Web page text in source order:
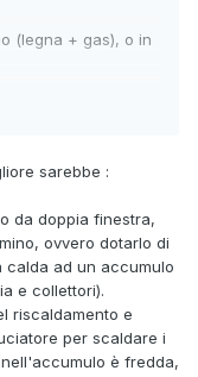
(legna + gas), o in
così
le altre al gelo
in modo da avere
poi una
usi solo quello.
sarebbe :
da doppia finestra,
ovvero dotarlo di
ad un accumulo
e collettori).
riscaldamento e
per scaldare i
è fredda,